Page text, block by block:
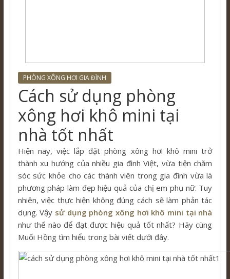
PHÒNG XÔNG HƠI GIA ĐÌNH
Cách sử dụng phòng
xông hơi khô mini tại
nhà tốt nhất
Hiện nay, việc lắp đặt phòng xông hơi khô mini trở
thành xu hướng của nhiều gia đình Việt, vừa tiện chăm
sóc sức khỏe cho các thành viên trong gia đình vừa là
phương pháp làm đẹp hiệu quả của chị em phụ nữ. Tuy
nhiên, việc thực hiện không đúng cách sẽ làm phản tác
dụng. Vậy sử dụng phòng xông hơi khô mini tại nhà
như thế nào để đạt được hiệu quả tốt nhất? Hãy cùng
Muối Hồng tìm hiểu trong bài viết dưới đây.